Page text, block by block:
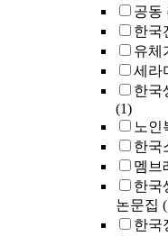
공동
한국
유체
세라
한국
(1)
노인
한국
멤브
한국
논문집
한국